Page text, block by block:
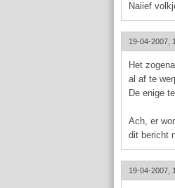
Naiief
19-04-2007,
Het
al af te
De enige
Ach, er
dit bericht
19-04-2007,